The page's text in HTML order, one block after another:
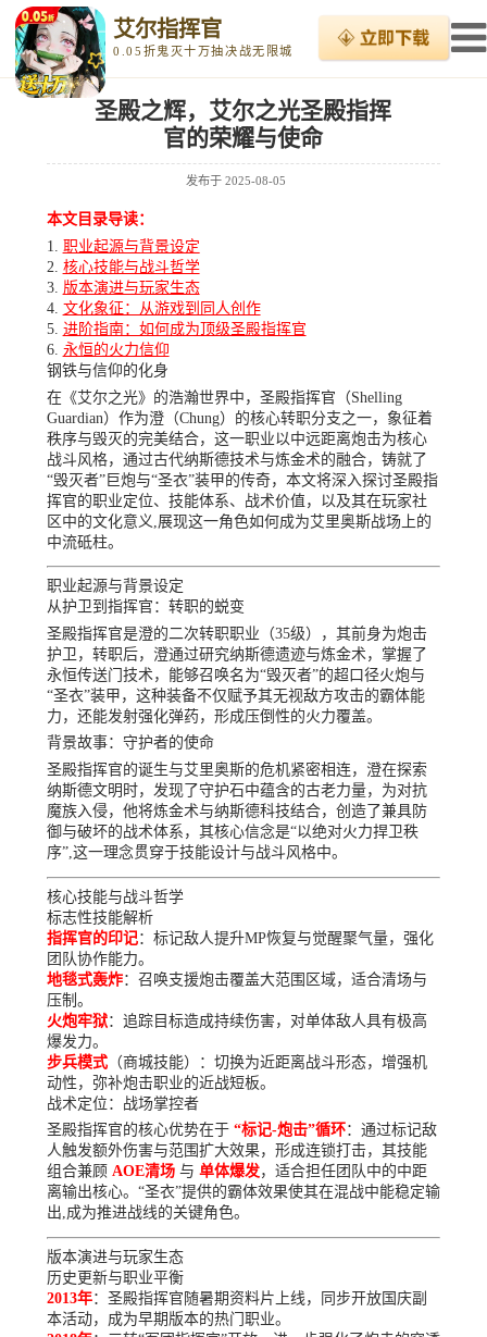
艾尔指挥官
0.05折鬼灭十万抽决战无限城
圣殿之辉，艾尔之光圣殿指挥
官的荣耀与使命
发布于2025-08-05
本文目录导读：
职业起源与背景设定
核心技能与战斗哲学
版本演进与玩家生态
文化象征：从游戏到同人创作
进阶指南：如何成为顶级圣殿指挥官
永恒的火力信仰
钢铁与信仰的化身
在《艾尔之光》的浩瀚世界中，圣殿指挥官（Shelling
Guardian）作为澄（Chung）的核心转职分支之一，象征着
秩序与毁灭的完美结合，这一职业以中远距离炮击为核心
战斗风格，通过古代纳斯德技术与炼金术的融合，铸就了
“毁灭者”巨炮与“圣衣”装甲的传奇，本文将深入探讨圣殿指
挥官的职业定位、技能体系、战术价值，以及其在玩家社
区中的文化意义,展现这一角色如何成为艾里奥斯战场上的
中流砥柱。
职业起源与背景设定
从护卫到指挥官：转职的蜕变
圣殿指挥官是澄的二次转职职业（35级），其前身为炮击
护卫，转职后，澄通过研究纳斯德遗迹与炼金术，掌握了
永恒传送门技术，能够召唤名为“毁灭者”的超口径火炮与
“圣衣”装甲，这种装备不仅赋予其无视敌方攻击的霸体能
力，还能发射强化弹药，形成压倒性的火力覆盖。
背景故事：守护者的使命
圣殿指挥官的诞生与艾里奥斯的危机紧密相连，澄在探索
纳斯德文明时，发现了守护石中蕴含的古老力量，为对抗
魔族入侵，他将炼金术与纳斯德科技结合，创造了兼具防
御与破坏的战术体系，其核心信念是“以绝对火力捍卫秩
序”,这一理念贯穿于技能设计与战斗风格中。
核心技能与战斗哲学
标志性技能解析
指挥官的印记：标记敌人提升MP恢复与觉醒聚气量，强化
团队协作能力。
地毯式轰炸：召唤支援炮击覆盖大范围区域，适合清场与
压制。
火炮牢狱：追踪目标造成持续伤害，对单体敌人具有极高
爆发力。
步兵模式（商城技能）：切换为近距离战斗形态，增强机
动性，弥补炮击职业的近战短板。
战术定位：战场掌控者
圣殿指挥官的核心优势在于 “标记-炮击”循环：通过标记敌
人触发额外伤害与范围扩大效果，形成连锁打击，其技能
组合兼顾 AOE清场与 单体爆发，适合担任团队中的中距
离输出核心。“圣衣”提供的霸体效果使其在混战中能稳定输
出,成为推进战线的关键角色。
版本演进与玩家生态
历史更新与职业平衡
2013年：圣殿指挥官随暑期资料片上线，同步开放国庆副
本活动，成为早期版本的热门职业。